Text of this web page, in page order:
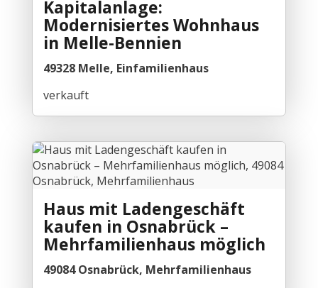
Kapitalanlage:
Modernisiertes Wohnhaus
in Melle-Bennien
49328 Melle, Einfamilienhaus
verkauft
Haus mit Ladengeschäft
kaufen in Osnabrück –
Mehrfamilienhaus möglich
49084 Osnabrück, Mehrfamilienhaus